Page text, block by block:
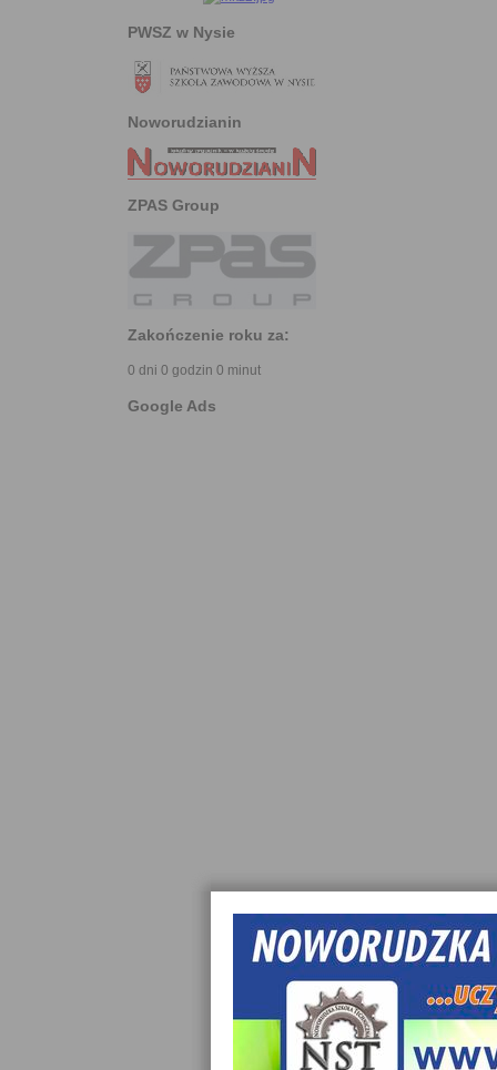
PWSZ w Nysie
Noworudzianin
ZPAS Group
Zakończenie roku za:
0 dni 0 godzin 0 minut
Google Ads